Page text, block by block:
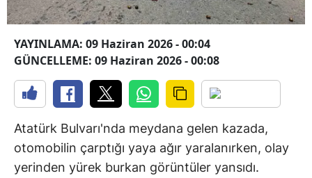
YAYINLAMA: 09 Haziran 2026 - 00:04
GÜNCELLEME: 09 Haziran 2026 - 00:08
Atatürk Bulvarı'nda meydana gelen kazada,
otomobilin çarptığı yaya ağır yaralanırken, olay
yerinden yürek burkan görüntüler yansıdı.